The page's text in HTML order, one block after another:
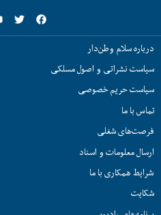
درباره سلام وطن‌دار
سیاست نشراتی و اصول مسلکی
سیاست حریم خصوصی
تماس با ما
فرصت‌های شغلی
ارسال معلومات و اسناد
شرایط همکاری با ما
شکایت